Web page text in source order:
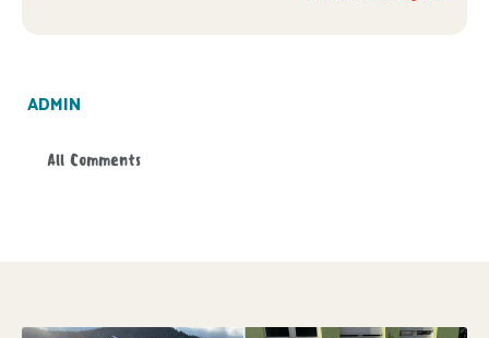
ADMIN
All Comments